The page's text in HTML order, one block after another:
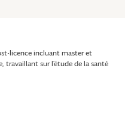
licence incluant master et
travaillant sur l’étude de la santé